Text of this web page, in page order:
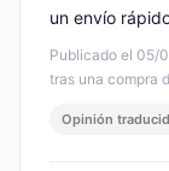
Publicado el 05/
tras una compra
un envío
Opinión